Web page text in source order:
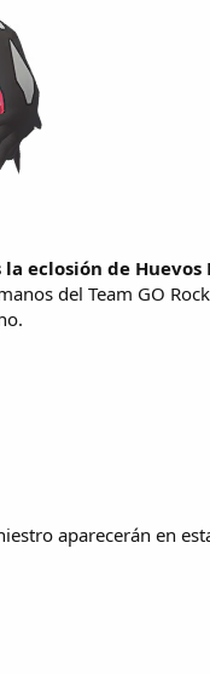
eclosión de Huevos
del Team GO
aparecerán en